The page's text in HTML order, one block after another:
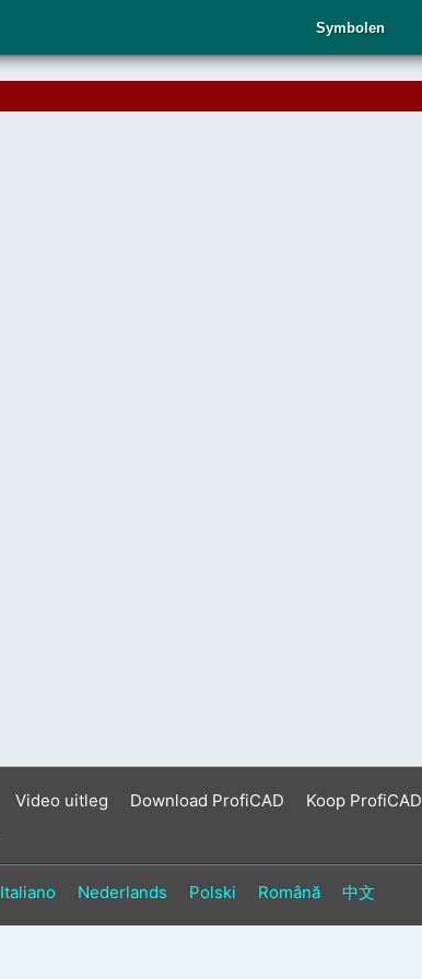
Symbolen
Video uitleg Download ProfiCAD Koop ProfiCAD
Italiano Nederlands Polski Română 中文